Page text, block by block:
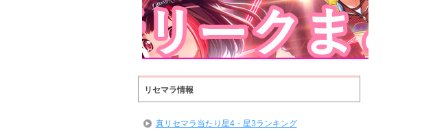
リセマラ情報
真リセマラ当たり星4・星3ランキング